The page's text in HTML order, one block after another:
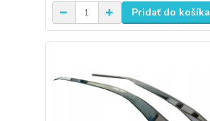
Pridať do košíka